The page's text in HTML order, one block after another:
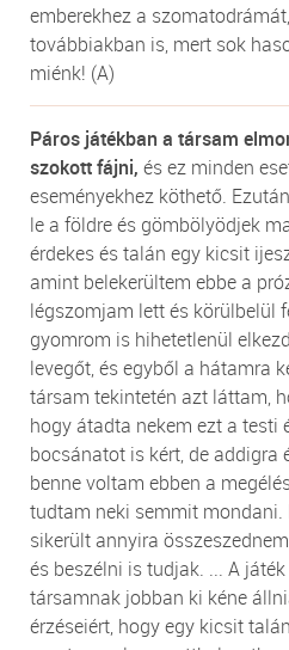
emberekhez a
továbbiakban is, mert sok
miénk! (A)
Páros játékban a társam
szokott fájni, és ez minden
eseményekhez köthető.
le a földre és gömbölyödjek
érdekes és talán egy kicsit
amint belekerültem ebbe a
légszomjam lett és körülbelül
gyomrom is hihetetlenül
levegőt, és egyből a hátamra
társam tekintetén azt láttam,
hogy átadta nekem ezt a testi
bocsánatot is kért, de addigra
benne voltam ebben a
tudtam neki semmit mondani.
sikerült annyira
és beszélni is tudjak. ... A
társamnak jobban ki kéne
érzéseiért, hogy egy kicsit